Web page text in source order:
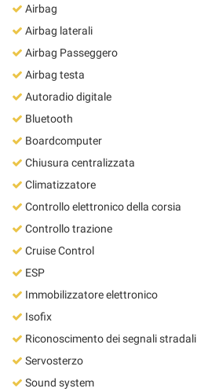
Airbag
Airbag laterali
Airbag Passeggero
Airbag testa
Autoradio digitale
Bluetooth
Boardcomputer
Chiusura centralizzata
Climatizzatore
Controllo elettronico della corsia
Controllo trazione
Cruise Control
ESP
Immobilizzatore elettronico
Isofix
Riconoscimento dei segnali stradali
Servosterzo
Sound system